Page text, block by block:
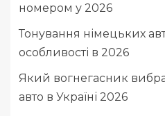
номером у 2026
Тонування німецьких
особливості в 2026
Який вогнегасник
авто в Україні 2026